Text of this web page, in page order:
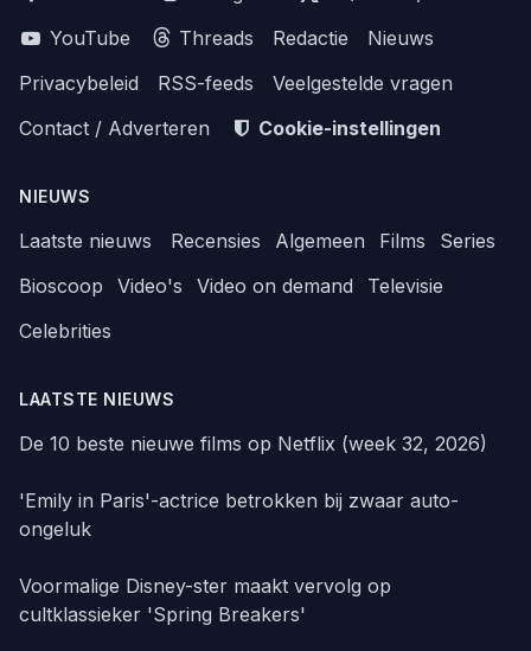
YouTube
Threads Redactie
Nieuws
Privacybeleid
RSS-feeds
Veelgestelde vragen
Contact / Adverteren
Cookie-instellingen
NIEUWS
Laatste nieuws Recensies Algemeen Films
Series
Bioscoop
Video's Video on demand
Televisie
Celebrities
LAATSTE NIEUWS
De 10 beste nieuwe films op Netflix (week 32, 2026)
'Emily in Paris'-actrice betrokken bij zwaar auto-
ongeluk
Voormalige Disney-ster maakt vervolg op
cultklassieker 'Spring Breakers'